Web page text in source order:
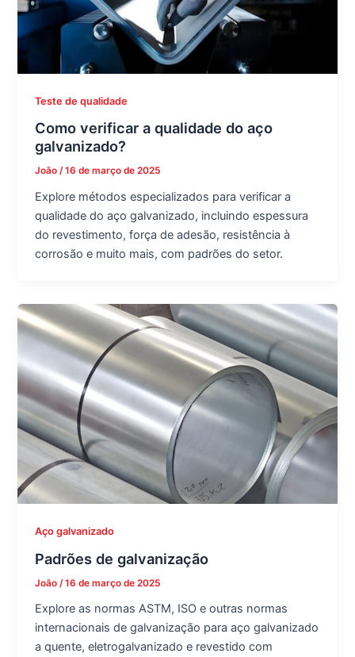
Teste de qualidade
Como verificar a qualidade do aço
galvanizado?
João/16 de março de 2025
Explore métodos especializados para verificar a
qualidade do aço galvanizado, incluindo espessura
do revestimento, força de adesão, resistência à
corrosão e muito mais, com padrões do setor.
Aço galvanizado
Padrões de galvanização
João /16 de março de 2025
Explore as normas ASTM, ISO e outras normas
internacionais de galvanização para aço galvanizado
a quente, eletrogalvanizado e revestido com